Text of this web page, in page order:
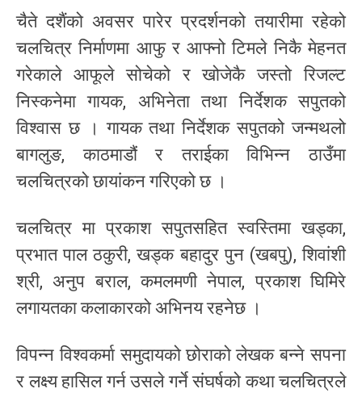
चैते दशैंको अवसर पारेर प्रदर्शनको तयारीमा रहेको
चलचित्र निर्माणमा आफु र आफ्नो टिमले निकै मेहनत
गरेकाले आफूले सोचेको र खोजेकै जस्तो रिजल्ट
निस्कनेमा गायक, अभिनेता तथा निर्देशक सपुतको
विश्वास छ । गायक तथा निर्देशक सपुतको जन्मथलो
बागलुङ, काठमाडौं र तराईका विभिन्न ठाउँमा
चलचित्रको छायांकन गरिएको छ ।
चलचित्र मा प्रकाश सपुतसहित स्वस्तिमा खड्का,
प्रभात पाल ठकुरी, खड्क बहादुर पुन (खबपु), शिवांशी
श्री, अनुप बराल, कमलमणी नेपाल, प्रकाश घिमिरे
लगायतका कलाकारको अभिनय रहनेछ ।
विपन्न विश्वकर्मा समुदायको छोराको लेखक बन्ने सपना
र लक्ष्य हासिल गर्न उसले गर्ने संघर्षको कथा चलचित्रले